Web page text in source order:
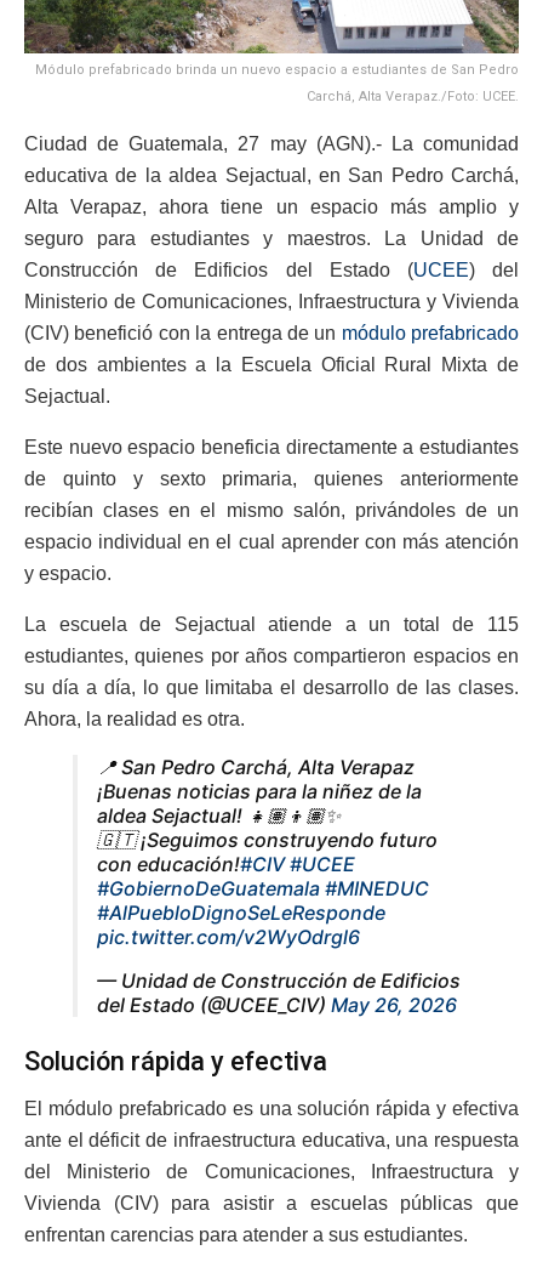
Módulo prefabricado brinda un nuevo espacio a estudiantes de San Pedro
Carchá, Alta Verapaz./Foto: UCEE.
Ciudad de Guatemala, 27 may (AGN).- La comunidad
educativa de la aldea Sejactual, en San Pedro Carchá,
Alta Verapaz, ahora tiene un espacio más amplio y
seguro para estudiantes y maestros. La Unidad de
Construcción de Edificios del Estado (UCEE) del
Ministerio de Comunicaciones, Infraestructura y Vivienda
(CIV) benefició con la entrega de un módulo prefabricado
de dos ambientes a la Escuela Oficial Rural Mixta de
Sejactual.
Este nuevo espacio beneficia directamente a estudiantes
de quinto y sexto primaria, quienes anteriormente
recibían clases en el mismo salón, privándoles de un
espacio individual en el cual aprender con más atención
y espacio.
La escuela de Sejactual atiende a un total de 115
estudiantes, quienes por años compartieron espacios en
su día a día, lo que limitaba el desarrollo de las clases.
Ahora, la realidad es otra.
📍 San Pedro Carchá, Alta Verapaz
¡Buenas noticias para la niñez de la
aldea Sejactual! 👧🏽👦🏽✨
🇬🇹 ¡Seguimos construyendo futuro
con educación!#CIV #UCEE
#GobiernoDeGuatemala #MINEDUC
#AlPuebloDignoSeLeResponde
pic.twitter.com/v2WyOdrgl6
— Unidad de Construcción de Edificios
del Estado (@UCEE_CIV) May 26, 2026
Solución rápida y efectiva
El módulo prefabricado es una solución rápida y efectiva
ante el déficit de infraestructura educativa, una respuesta
del Ministerio de Comunicaciones, Infraestructura y
Vivienda (CIV) para asistir a escuelas públicas que
enfrentan carencias para atender a sus estudiantes.